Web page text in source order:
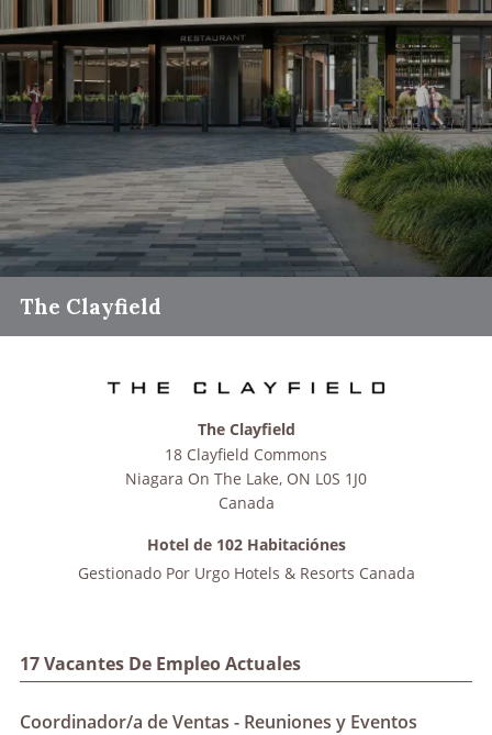
The Clayfield
17 Vacantes De Empleo Actuales
Coordinador/a de Ventas - Reuniones y Eventos
The Clayfield
18 Clayfield Commons
Niagara On The Lake, ON L0S 1J0
Canada
Hotel de 102 Habitaciónes
Gestionado Por Urgo Hotels & Resorts Canada